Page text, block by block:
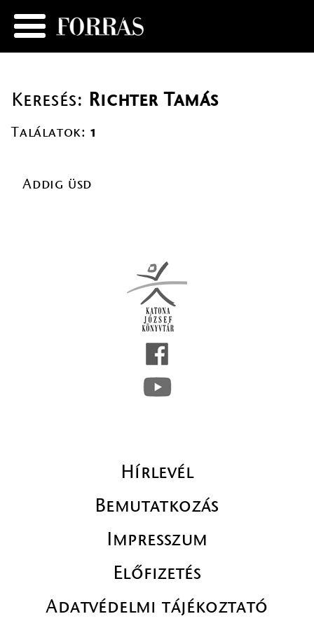
Keresés: Richter Tamás
Találatok: 1
Addig üsd
Hírlevél
Bemutatkozás
Impresszum
Előfizetés
Adatvédelmi tájékoztató